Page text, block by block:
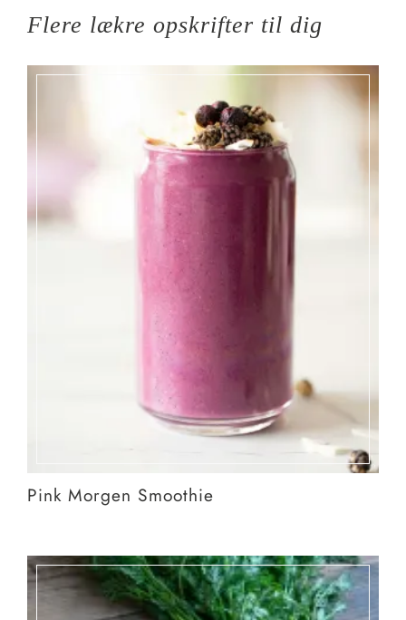
Flere lækre opskrifter til dig
Pink Morgen Smoothie